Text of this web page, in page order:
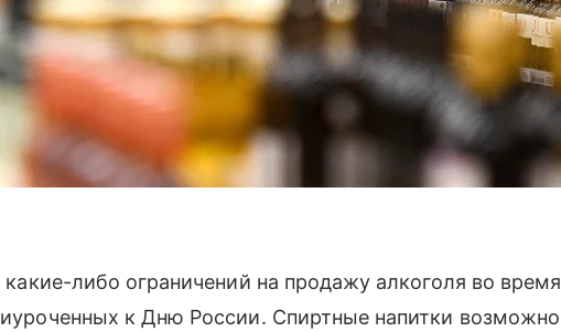
либо ограничений на продажу алкоголя во время
к Дню России. Спиртные напитки возможно